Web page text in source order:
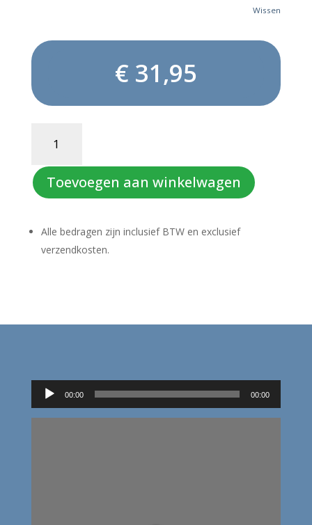
Wissen
€ 31,95
POWER
Toevoegen aan winkelwagen
Alle bedragen zijn inclusief BTW en exclusief
verzendkosten.
Audiospeler
00:00 00:00